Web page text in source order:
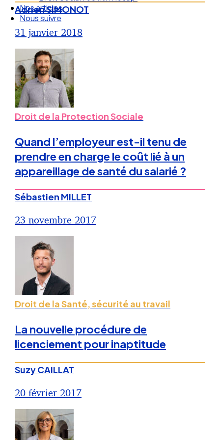
Nos articles
Nous suivre
Adrien SIMONOT
31 janvier 2018
Droit de la Protection Sociale
Quand l’employeur est-il tenu de
prendre en charge le coût lié à un
appareillage de santé du salarié ?
Sébastien MILLET
23 novembre 2017
Droit de la Santé, sécurité au travail
La nouvelle procédure de
licenciement pour inaptitude
Suzy CAILLAT
20 février 2017